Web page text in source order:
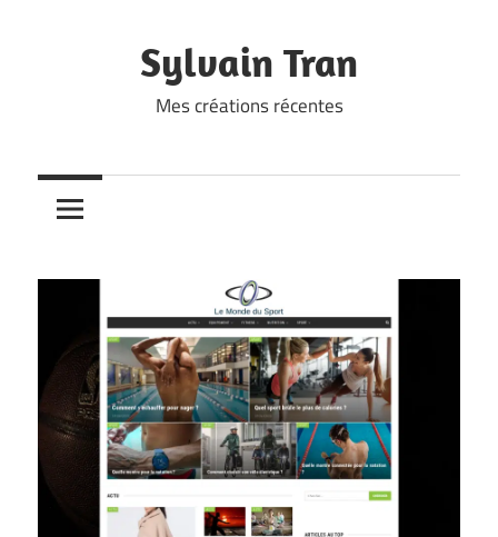
Sylvain Tran
Mes créations récentes